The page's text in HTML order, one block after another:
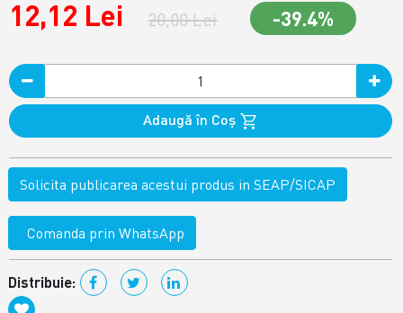
12,12 Lei 20,00 Lei -39.4%
Adaugă în Coş
Solicita publicarea acestui produs in SEAP/SICAP
Comanda prin WhatsApp
Distribuie: